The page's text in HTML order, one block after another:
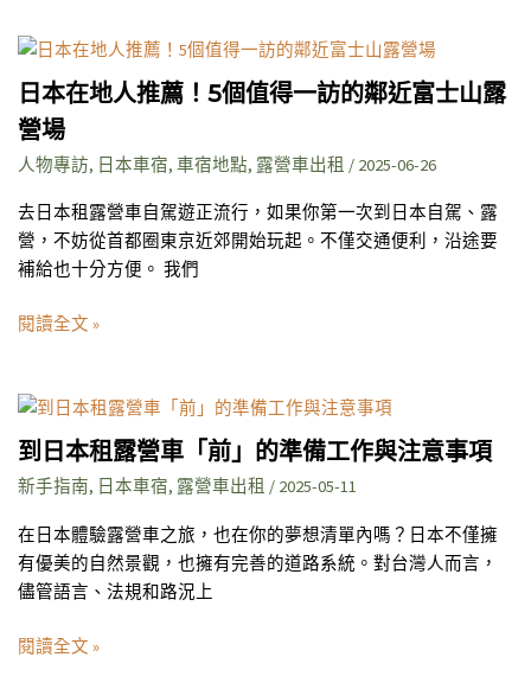
注
事
項
營
車
怎
麼
開？
車
要
停
日本在地人推薦！5個值得一訪的鄰近富士山露
營場
人物專訪, 日本車宿, 車宿地點, 露營車出租 / 2025-06-26
去日本租露營車自駕遊正流行，如果你第一次到日本自駕、露
營，不妨從首都圈東京近郊開始玩起。不僅交通便利，沿途要
補給也十分方便。 我們
日
在
地
人
薦！
5
個
得
的
鄰
近
富
士
山
露
場
閱讀全文 »
到日本租露營車「前」的準備工作與注意事項
新手指南, 日本車宿, 露營車出租 / 2025-05-11
在日本體驗露營車之旅，也在你的夢想清單內嗎？日本不僅擁
有優美的自然景觀，也擁有完善的道路系統。對台灣人而言，
儘管語言、法規和路況上
到
本
租
營
車
「前」
準
閱讀全文 »